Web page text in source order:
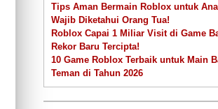
Tips Aman Bermain Roblox untuk
Wajib Diketahui Orang Tua!
Roblox Capai 1 Miliar Visit di Game
Rekor Baru Tercipta!
10 Game Roblox Terbaik untuk Main
Teman di Tahun 2026